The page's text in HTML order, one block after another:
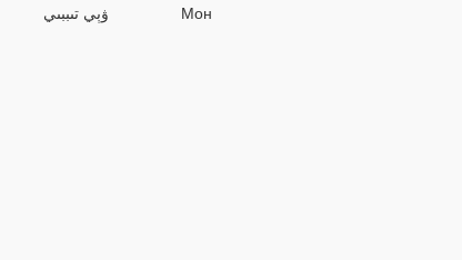
ۋېي تىببىي Мон